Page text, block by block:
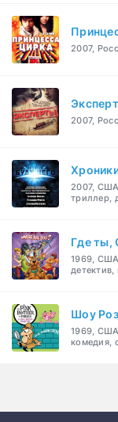
2007,
2007,
2007,
триллер,
Где ты,
1969,
Шоу
1969,
комедия,